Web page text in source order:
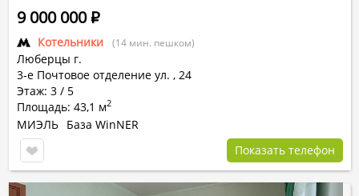
Котельники (14 мин. пешком)
Люберцы г.
3-е Почтовое отделение ул. , 24
Этаж: 3 / 5
Площадь: 43,1 м2
9 000 000Р
МИЭЛЬ База WinNER
Показать телефон